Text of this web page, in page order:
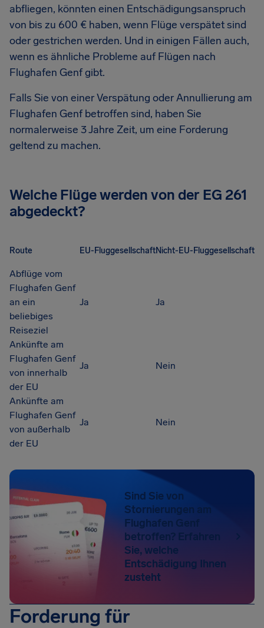
abfliegen, könnten einen Entschädigungsanspruch
von bis zu 600 € haben, wenn Flüge verspätet sind
oder gestrichen werden. Und in einigen Fällen auch,
wenn es ähnliche Probleme auf Flügen nach
Flughafen Genf gibt.
Falls Sie von einer Verspätung oder Annullierung am
Flughafen Genf betroffen sind, haben Sie
normalerweise 3 Jahre Zeit, um eine Forderung
geltend zu machen.
Welche Flüge werden von der EG 261
abgedeckt?
Route EU-FluggesellschaftNicht-EU-Fluggesellschaft
Abflüge vom
Flughafen Genf
an ein
beliebiges
Reiseziel
Ja Ja
Ankünfte am
Flughafen Genf
von innerhalb
der EU
Ja Nein
Ankünfte am
Flughafen Genf
von außerhalb
der EU
Ja Nein
Sind Sie von
Stornierungen am
Flughafen Genf
betroffen? Erfahren
Sie, welche
Entschädigung Ihnen
zusteht
Forderung für